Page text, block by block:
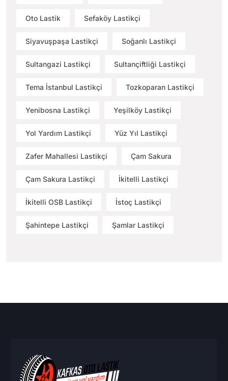
Oto Lastik Sefaköy Lastikçi
Siyavuşpaşa Lastikçi Soğanlı Lastikçi
Sultangazi Lastikçi Sultançiftliği Lastikçi
Tema İstanbul Lastikçi Tozkoparan Lastikçi
Yenibosna Lastikçi Yeşilköy Lastikçi
Yol Yardım Lastikçi Yüz Yıl Lastikçi
Zafer Mahallesi Lastikçi Çam Sakura
Çam Sakura Lastikçi İkitelli Lastikçi
İkitelli OSB Lastikçi İstoç Lastikçi
Şahintepe Lastikçi Şamlar Lastikçi